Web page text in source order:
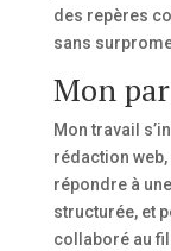
des repères
sans
Mon
Mon travail
rédaction web,
répondre à
structurée, et
collaboré au